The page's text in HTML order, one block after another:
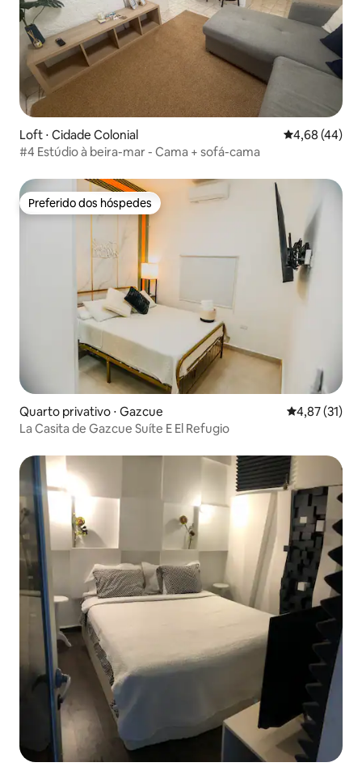
Loft ⋅ Cidade Colonial 4,68 de uma
4,68 (44)
#4 Estúdio à beira-mar - Cama + sofá-cama
Preferido dos hóspedes
Preferido dos hóspedes
Quarto privativo ⋅ Gazcue 4,87 de uma
4,87 (31)
La Casita de Gazcue Suíte E El Refugio